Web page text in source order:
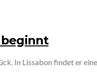
beginnt
In Lissabon findet er